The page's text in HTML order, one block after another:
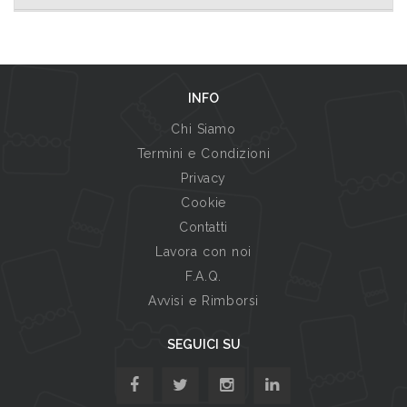
INFO
Chi Siamo
Termini e Condizioni
Privacy
Cookie
Contatti
Lavora con noi
F.A.Q.
Avvisi e Rimborsi
SEGUICI SU